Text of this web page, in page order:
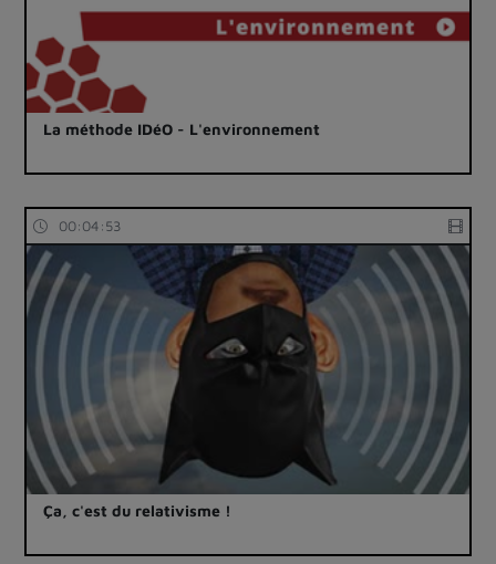
La méthode IDéO - L'environnement
00:04:53
Ça, c'est du relativisme !